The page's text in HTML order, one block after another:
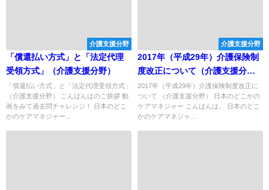
介護支援分野
「償還払い方式」と「法定代理
受領方式」（介護支援分野）
「償還払い方式」と「法定代理受領方式」
（介護支援分野） こんばんはのご挨拶 動
画をみて過去問チャレンジ！ 日本のどこ
かのケアマネジャー...
介護支援分野
2017年（平成29年）介護保険制
度改正について（介護支援分
野）
2017年（平成29年）介護保険制度改正に
ついて （介護支援分野） 日本のどこかの
ケアマネジャー こんばんは。 日本のどこ
かのケアマネジャ...